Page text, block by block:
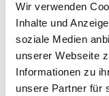
Wir verwenden
Inhalte und
soziale Medien
unserer Webseite
Informationen zu
unsere Partner für